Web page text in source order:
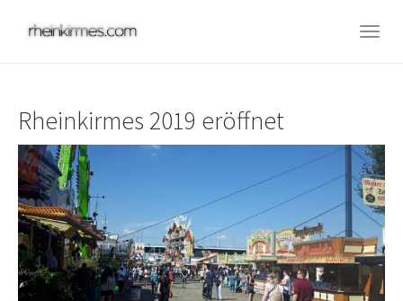
Rheinkirmes 2019 eröffnet